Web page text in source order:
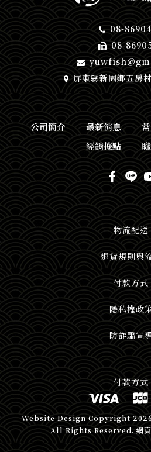
08-
08-
屏東縣新園鄉五房
付款方式
物流配送
退貨規則與
付款方式
隱私權政
防詐騙宣
Website Design Copyright 2026
All Rights Reserved. 網
公司簡介 最新消息
經銷據點